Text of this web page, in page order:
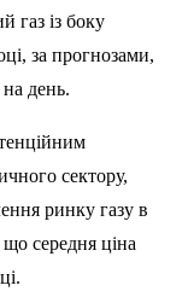
газ із боку
за прогнозами,
день.
сектору,
ринку газу в
середня ціна